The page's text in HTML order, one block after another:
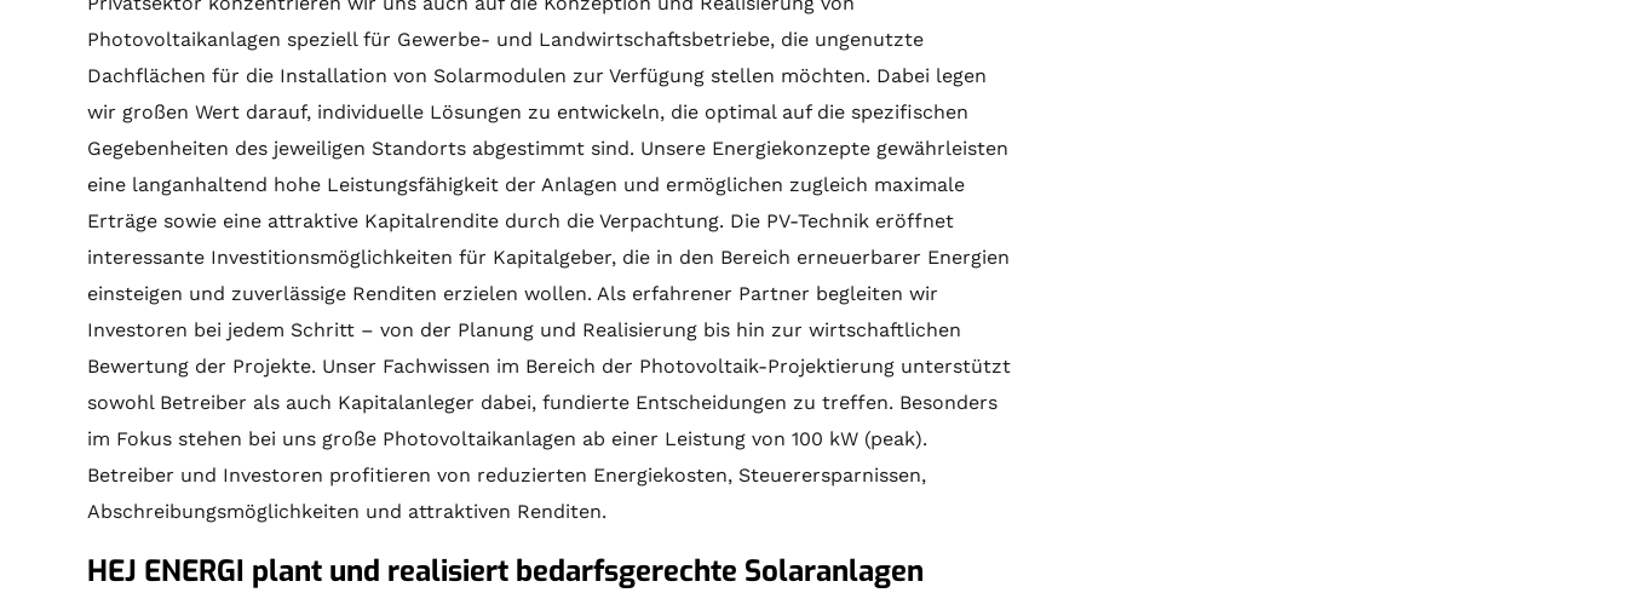
Photovoltaikanlagen speziell für Gewerbe- und Landwirtschaftsbetriebe, die ungenutzte
Dachflächen für die Installation von Solarmodulen zur Verfügung stellen möchten. Dabei legen
wir großen Wert darauf, individuelle Lösungen zu entwickeln, die optimal auf die spezifischen
Gegebenheiten des jeweiligen Standorts abgestimmt sind. Unsere Energiekonzepte gewährleisten
eine langanhaltend hohe Leistungsfähigkeit der Anlagen und ermöglichen zugleich maximale
Erträge sowie eine attraktive Kapitalrendite durch die Verpachtung. Die PV-Technik eröffnet
interessante Investitionsmöglichkeiten für Kapitalgeber, die in den Bereich erneuerbarer Energien
einsteigen und zuverlässige Renditen erzielen wollen. Als erfahrener Partner begleiten wir
Investoren bei jedem Schritt – von der Planung und Realisierung bis hin zur wirtschaftlichen
Bewertung der Projekte. Unser Fachwissen im Bereich der Photovoltaik-Projektierung unterstützt
sowohl Betreiber als auch Kapitalanleger dabei, fundierte Entscheidungen zu treffen. Besonders
im Fokus stehen bei uns große Photovoltaikanlagen ab einer Leistung von 100 kW (peak).
Betreiber und Investoren profitieren von reduzierten Energiekosten, Steuerersparnissen,
Abschreibungsmöglichkeiten und attraktiven Renditen.
HEJ ENERGI plant und realisiert bedarfsgerechte Solaranlagen